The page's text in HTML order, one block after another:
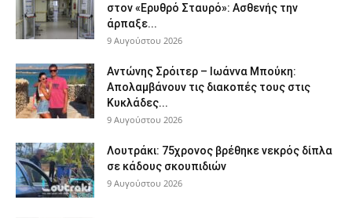
στον «Ερυθρό Σταυρό»: Ασθενής την
άρπαξε...
9 Αυγούστου 2026
Αντώνης Σρόιτερ – Ιωάννα Μπούκη:
Απολαμβάνουν τις διακοπές τους στις
Κυκλάδες...
9 Αυγούστου 2026
Λουτράκι: 75χρονος βρέθηκε νεκρός δίπλα
σε κάδους σκουπιδιών
9 Αυγούστου 2026